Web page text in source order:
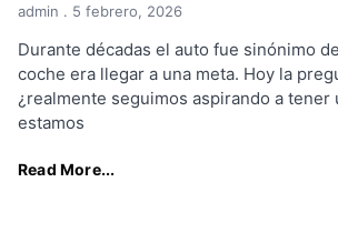
admin 5 febrero, 2026
Durante décadas el auto fue sinónimo
coche era llegar a una meta. Hoy la
¿realmente seguimos aspirando a tener
estamos
Read More...